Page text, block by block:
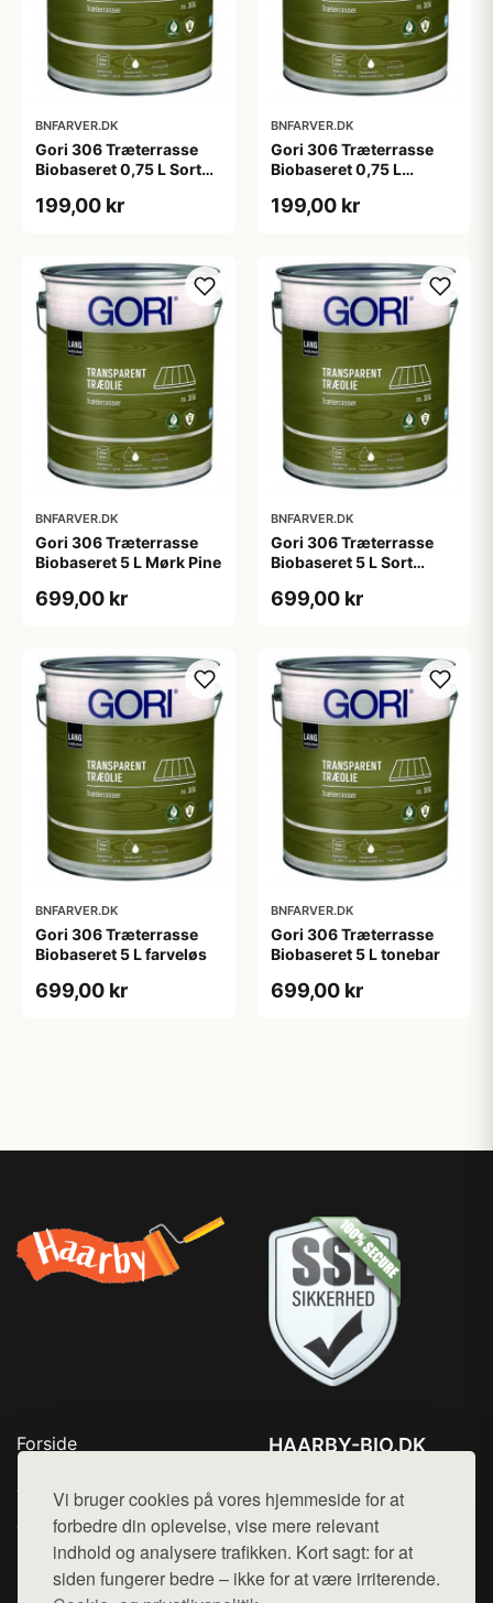
Vi bruger cookies på vores hjemmeside for at
forbedre din oplevelse, vise mere relevant
indhold og analysere trafikken. Kort sagt: for at
siden fungerer bedre – ikke for at være irriterende.
BNFARVER.DK
Gori 306 Træterrasse
Biobaseret 0,75 L Sort
199,00 kr
BNFARVER.DK
Gori 306 Træterrasse
Biobaseret 0,75 L
199,00 kr
BNFARVER.DK
Gori 306 Træterrasse
Biobaseret 5 L Mørk Pine
699,00 kr
BNFARVER.DK
Gori 306 Træterrasse
Biobaseret 5 L Sort
699,00 kr
BNFARVER.DK
Gori 306 Træterrasse
Biobaseret 5 L farveløs
699,00 kr
BNFARVER.DK
Gori 306 Træterrasse
Biobaseret 5 L tonebar
699,00 kr
Forside
Top Rabatter
Jotun maling
Kontakt
HAARBY-BIO.DK
Mail: hej@want.dk
Cookie- og privatlivspolitik